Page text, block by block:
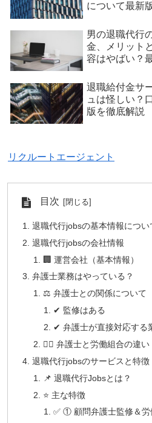
について最新
男の退職代行
金、メリット
容はやばい？
退職給付金サ
ュは怪しい？
版を徹底解説
リクルートエージェント
目次
退職代行jobsの基本情報につい
退職代行jobsの会社情報
🏢 運営会社（基本情報）
弁護士業務はやっている？
⚖️ 弁護士との関係について
✔ 監修はある
✔ 弁護士が直接対応する
🧑‍⚖️ 弁護士と労働組合の違い
退職代行jobsのサービスと特徴
📌 退職代行Jobsとは？
⭐️ 主な特徴
✅ ① 顧問弁護士監修＆労